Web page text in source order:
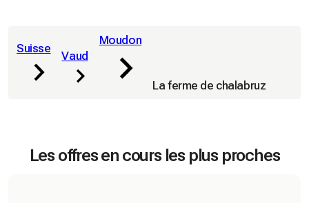
Suisse
Vaud
Moudon
La ferme de chalabruz
Les offres en cours les plus proches